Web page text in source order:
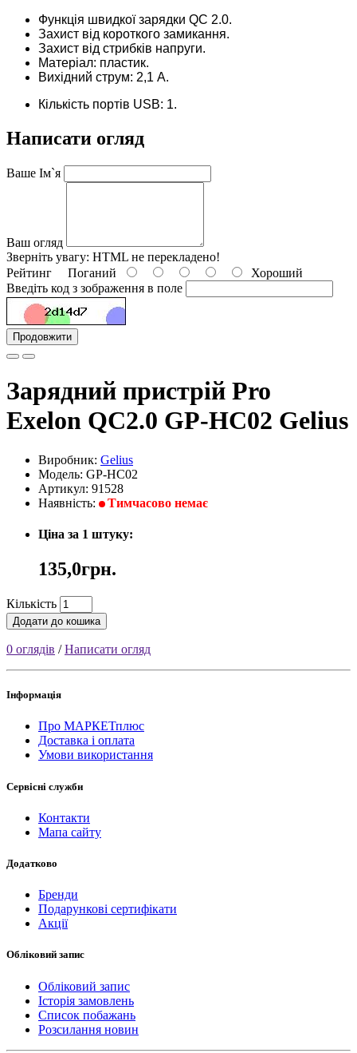
Функція швидкої зарядки QC 2.0.
Захист від короткого замикання.
Захист від стрибків напруги.
Матеріал: пластик.
Вихідний струм: 2,1 А.
Кількість портів USB: 1.
Написати огляд
Ваше Ім`я
Ваш огляд
Зверніть увагу: HTML не перекладено!
Рейтинг Поганий
Хороший
Введіть код з зображення в поле
Продовжити
Зарядний пристрій Pro
Exelon QC2.0 GP-HC02 Gelius
Виробник: Gelius
Модель: GP-HC02
Артикул: 91528
Наявність:
Тимчасово немає
Ціна за 1 штуку:
135,0грн.
Кількість
Додати до кошика
0 оглядів /Написати огляд
Інформація
Про МАРКЕТплюс
Доставка і оплата
Умови використання
Сервісні служби
Контакти
Мапа сайту
Додатково
Бренди
Подарункові сертифікати
Акції
Обліковий запис
Обліковий запис
Історія замовлень
Список побажань
Розсилання новин